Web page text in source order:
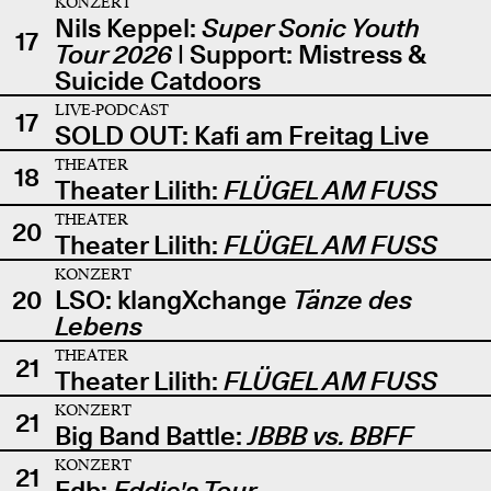
17 Nils Keppel: Super Sonic Youth
Tour 2026| Support: Mistress &
Suicide Catdoors
17
LIVE-PODCAST
SOLD OUT: Kafi am Freitag Live
18
THEATER
Theater Lilith: FLÜGEL AM FUSS
20
THEATER
Theater Lilith: FLÜGEL AM FUSS
20
KONZERT
LSO: klangXchange Tänze des
Lebens
21
THEATER
Theater Lilith: FLÜGEL AM FUSS
21
KONZERT
Big Band Battle:JBBB vs. BBFF
21
KONZERT